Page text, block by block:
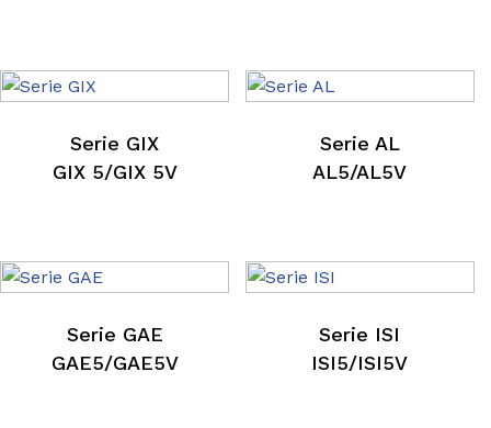
Serie GIX
GIX 5/GIX 5V
Serie AL
AL5/AL5V
Serie GAE
GAE5/GAE5V
Serie ISI
ISI5/ISI5V